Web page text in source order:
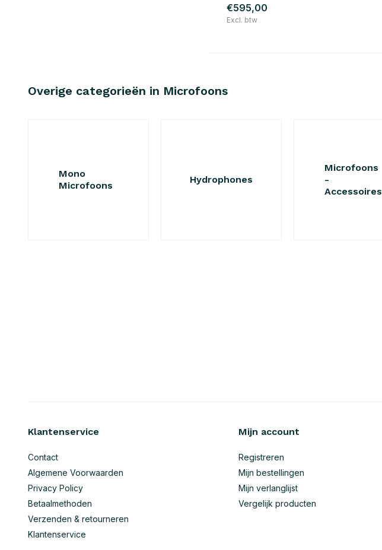
€595,00
Excl. btw
Overige categorieën in Microfoons
Mono
Microfoons
Hydrophones
Microfoons
-
Accessoires
Klantenservice
Contact
Algemene Voorwaarden
Privacy Policy
Betaalmethoden
Verzenden & retourneren
Klantenservice
Mijn account
Registreren
Mijn bestellingen
Mijn verlanglijst
Vergelijk producten